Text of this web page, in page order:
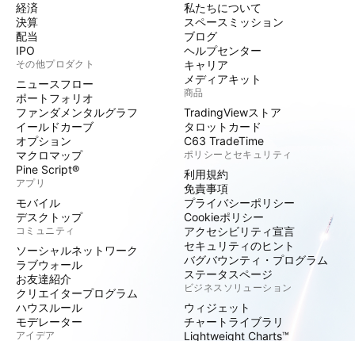
経済
決算
配当
IPO
その他プロダクト
ニュースフロー
ポートフォリオ
ファンダメンタルグラフ
イールドカーブ
オプション
マクロマップ
Pine Script®
アプリ
モバイル
デスクトップ
コミュニティ
ソーシャルネットワーク
ラブウォール
お友達紹介
クリエイタープログラム
ハウスルール
モデレーター
アイデア
私たちについて
スペースミッション
ブログ
ヘルプセンター
キャリア
メディアキット
商品
TradingViewストア
タロットカード
C63 TradeTime
ポリシーとセキュリティ
利用規約
免責事項
プライバシーポリシー
Cookieポリシー
アクセシビリティ宣言
セキュリティのヒント
バグバウンティ・プログラム
ステータスページ
ビジネスソリューション
ウィジェット
チャートライブラリ
Lightweight Charts™